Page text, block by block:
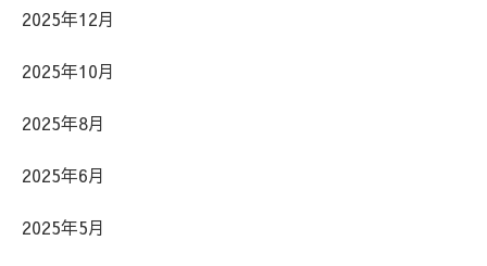
2025年12月
2025年10月
2025年8月
2025年6月
2025年5月